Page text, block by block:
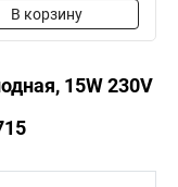
В корзину
15W 230V